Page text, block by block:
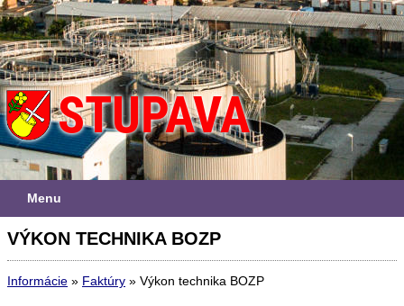
Menu
VÝKON TECHNIKA BOZP
Informácie » Faktúry » Výkon technika BOZP